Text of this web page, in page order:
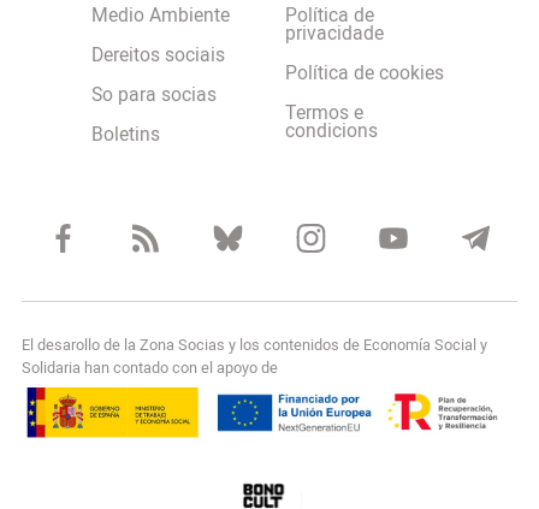
Medio Ambiente
Dereitos sociais
So para socias
Boletins
Política de
privacidade
Política de cookies
Termos e
condicions
El desarollo de la Zona Socias y los contenidos de Economía Social y
Solidaria han contado con el apoyo de